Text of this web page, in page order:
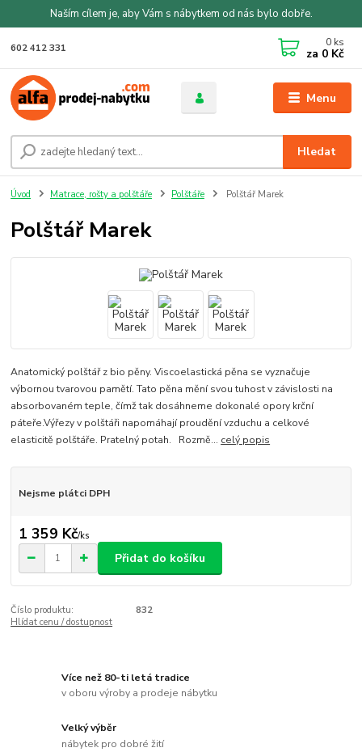
Naším cílem je, aby Vám s nábytkem od nás bylo dobře.
Menu
Hledat
602 412 331 0 ks
za 0 Kč
Úvod Matrace, rošty a polštáře Polštáře Polštář Marek
Polštář Marek
Anatomický polštář z bio pěny. Viscoelastická pěna se vyznačuje
výbornou tvarovou pamětí. Tato pěna mění svou tuhost v závislosti na
absorbovaném teple, čímž tak dosáhneme dokonalé opory krční
páteře.Výřezy v polštáři napomáhají proudění vzduchu a celkové
elasticitě polštáře. Pratelný potah. Rozmě... celý popis
Nejsme plátci DPH
1 359 Kč/ks
Přidat do košíku
Číslo produktu:
832
Hlídat cenu / dostupnost
Více než 80-ti letá tradice
v oboru výroby a prodeje nábytku
Velký výběr
nábytek pro dobré žití